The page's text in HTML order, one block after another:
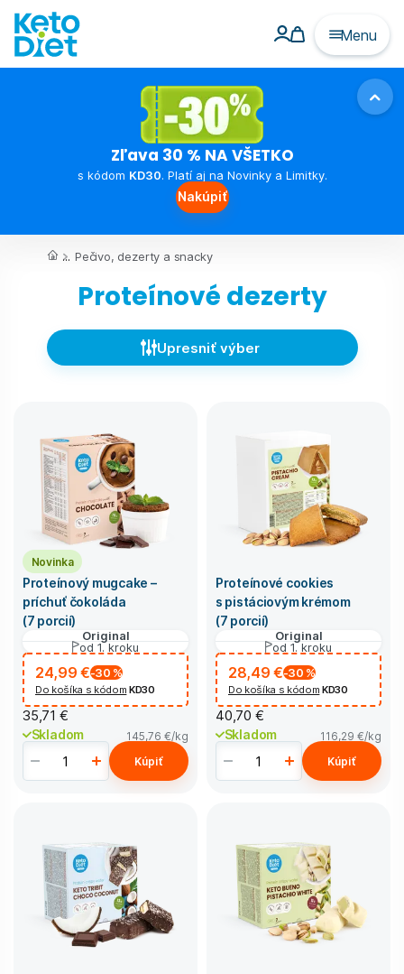
Menu
Zľava 30 % NA VŠETKO
s kódom KD30. Platí aj na Novinky a Limitky.
Nakúpiť
... Pečivo, dezerty a snacky
Proteínové dezerty
Upresniť výber
Novinka
Proteínový mugcake –
príchuť čokoláda
(7 porcií)
Original
od 1. kroku
24,99 €-30 %
Do košíka s kódom KD30
35,71 €
Skladom 145,76 €/kg
Kúpiť
Proteínové cookies
s pistáciovým krémom
(7 porcií)
Original
od 1. kroku
28,49 €-30 %
Do košíka s kódom KD30
40,70 €
Skladom 116,29 €/kg
Kúpiť